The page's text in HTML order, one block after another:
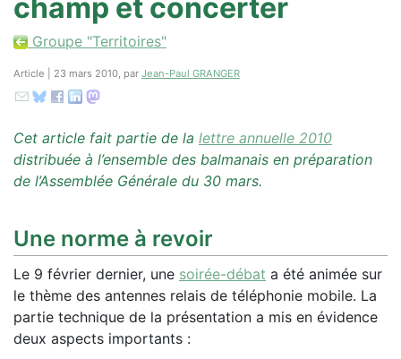
champ et concerter
Groupe "Territoires"
Article | 23 mars 2010, par Jean-Paul GRANGER
Cet article fait partie de la lettre annuelle 2010
distribuée à l’ensemble des balmanais en préparation
de l’Assemblée Générale du 30 mars.
Une norme à revoir
Le 9 février dernier, une soirée-débat a été animée sur
le thème des antennes relais de téléphonie mobile. La
partie technique de la présentation a mis en évidence
deux aspects importants :